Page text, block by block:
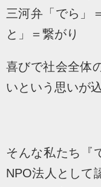
三河弁「でら」
と」＝繋がり
喜びで社会全体
いという思いが
そんな私たち『
NPO法人として